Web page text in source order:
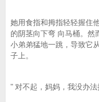
她用食指和拇指轻轻握住
的阴茎向下弯 向马桶。然
小弟弟猛地一跳，导致它
子上。
" 对不起，妈妈，我没办